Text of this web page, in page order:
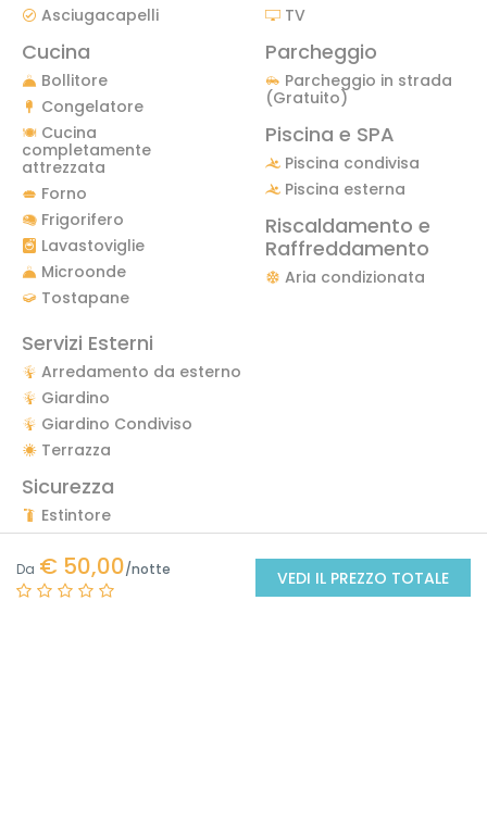
Asciugacapelli
Cucina
Bollitore
Congelatore
Cucina
completamente
attrezzata
Forno
Frigorifero
Lavastoviglie
Microonde
Tostapane
TV
Parcheggio
Parcheggio in strada
(Gratuito)
Piscina e SPA
Piscina condivisa
Piscina esterna
Riscaldamento e
Raffreddamento
Aria condizionata
Servizi Esterni
Arredamento da esterno
Giardino
Giardino Condiviso
Terrazza
Sicurezza
Estintore
Da € 50,00 VEDI IL PREZZO TOTALE